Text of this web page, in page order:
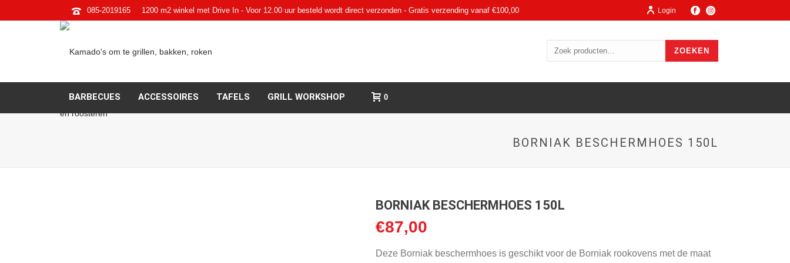
085-2019165 1200 m2 winkel met Drive In - Voor 12.00 uur besteld wordt direct verzonden - Gratis verzending vanaf €100,00 Login
ZOEKEN
BARBECUES ACCESSOIRES TAFELS GRILL WORKSHOP 0
BORNIAK BESCHERMHOES 150L
BORNIAK BESCHERMHOES 150L
€87,00
Deze Borniak beschermhoes is geschikt voor de Borniak rookovens met de maat